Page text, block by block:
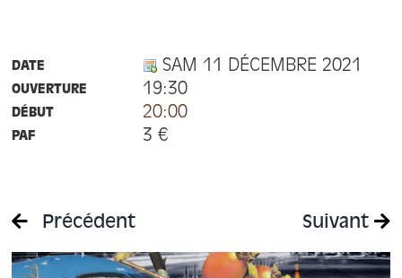
DATE SAM 11 DÉCEMBRE 2021
OUVERTURE 19:30
DÉBUT 20:00
PAF 3 €
Précédent Suivant